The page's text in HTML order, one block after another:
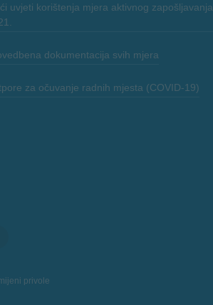
uvjeti korištenja mjera aktivnog zapošljavanja
dokumentacija svih mjera
za očuvanje radnih mjesta (COVID-19)
privole